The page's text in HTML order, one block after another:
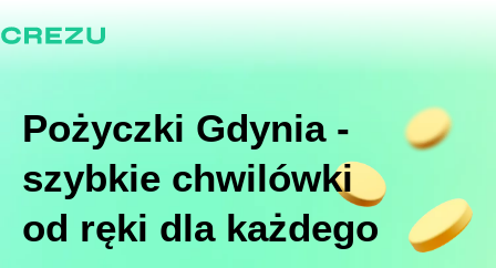
Pożyczki Gdynia -
szybkie chwilówki
od ręki dla każdego